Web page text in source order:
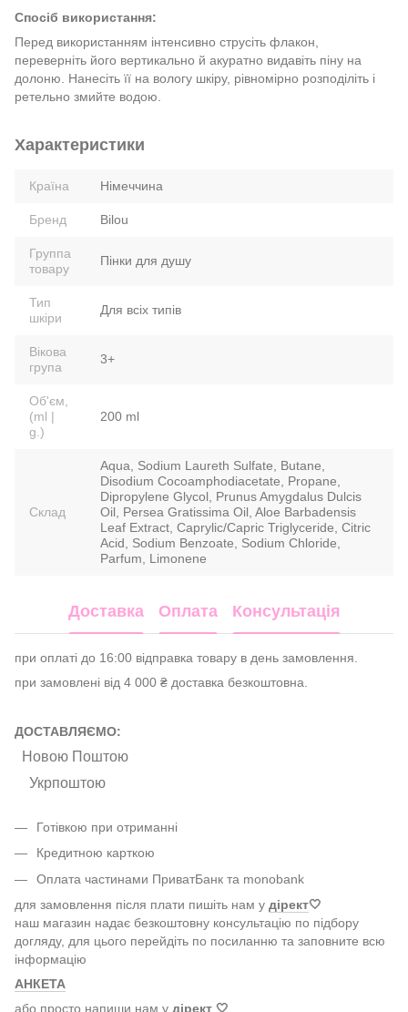
Спосіб використання:
Перед використанням інтенсивно струсіть флакон,
переверніть його вертикально й акуратно видавіть піну на
долоню. Нанесіть її на вологу шкіру, рівномірно розподіліть і
ретельно змийте водою.
Характеристики
Країна Німеччина
Бренд Bilou
Группа
товару
Пінки для душу
Тип
шкіри
Для всіх типів
Вікова
група
3+
Об'єм,
(ml |
g.)
200 ml
Склад
Aqua, Sodium Laureth Sulfate, Butane,
Disodium Cocoamphodiacetate, Propane,
Dipropylene Glycol, Prunus Amygdalus Dulcis
Oil, Persea Gratissima Oil, Aloe Barbadensis
Leaf Extract, Caprylic/Capric Triglyceride, Citric
Acid, Sodium Benzoate, Sodium Chloride,
Parfum, Limonene
Доставка Оплата Консультація
при оплаті до 16:00 відправка товару в день замовлення.
при замовлені від 4 000 ₴ доставка безкоштовна.
ДОСТАВЛЯЄМО:
Новою Поштою
Укрпоштою
Готівкою при отриманні
Кредитною карткою
Оплата частинами ПриватБанк та monobank
для замовлення після плати пишіть нам у дірект🤍
наш магазин надає безкоштовну консультацію по підбору
догляду, для цього перейдіть по посиланню та заповните всю
інформацію
АНКЕТА
або просто напиши нам у дірект 🤍